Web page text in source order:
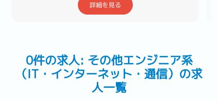
詳細を見る
0件の求人: その他エンジニア系
（IT・インターネット・通信）の求
人一覧